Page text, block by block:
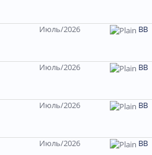
Июль/2026 ВВ
Июль/2026 BB
Июль/2026 ВВ
Июль/2026 ВВ